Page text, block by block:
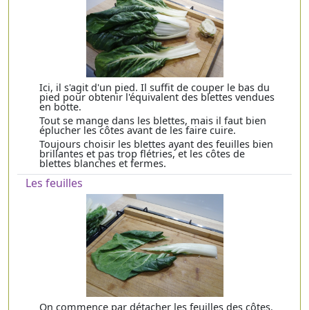
Ici, il s'agit d'un pied. Il suffit de couper le bas du
pied pour obtenir l'équivalent des blettes vendues
en botte.
Tout se mange dans les blettes, mais il faut bien
éplucher les côtes avant de les faire cuire.
Toujours choisir les blettes ayant des feuilles bien
brillantes et pas trop flétries, et les côtes de
blettes blanches et fermes.
Les feuilles
On commence par détacher les feuilles des côtes.